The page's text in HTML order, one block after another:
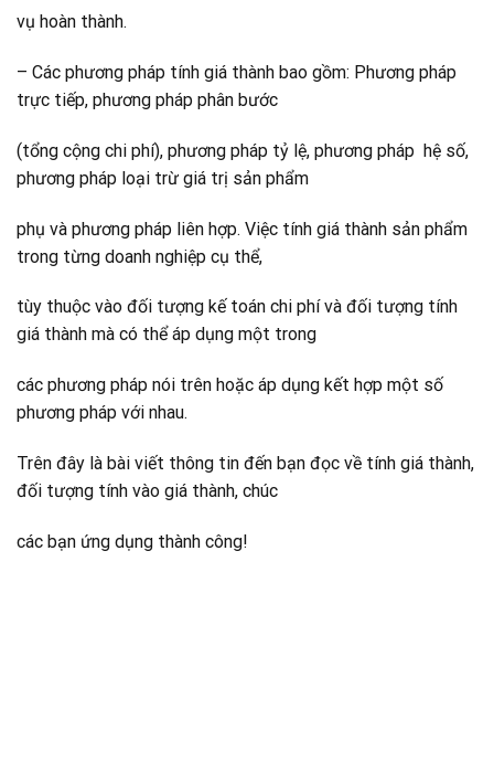
vụ hoàn thành.
– Các phương pháp tính giá thành bao gồm: Phương pháp
trực tiếp, phương pháp phân bước
(tổng cộng chi phí), phương pháp tỷ lệ, phương pháp hệ số,
phương pháp loại trừ giá trị sản phẩm
phụ và phương pháp liên hợp. Việc tính giá thành sản phẩm
trong từng doanh nghiệp cụ thể,
tùy thuộc vào đối tượng kế toán chi phí và đối tượng tính
giá thành mà có thể áp dụng một trong
các phương pháp nói trên hoặc áp dụng kết hợp một số
phương pháp với nhau.
Trên đây là bài viết thông tin đến bạn đọc về tính giá thành,
đối tượng tính vào giá thành, chúc
các bạn ứng dụng thành công!